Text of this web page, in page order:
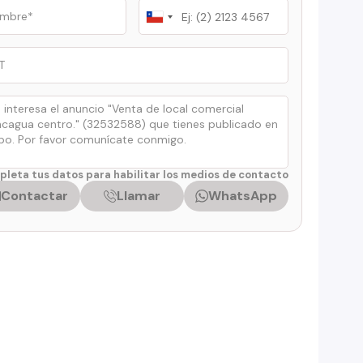
Chile
+56
tus datos para habilitar los medios de contacto
Contactar Llamar WhatsApp